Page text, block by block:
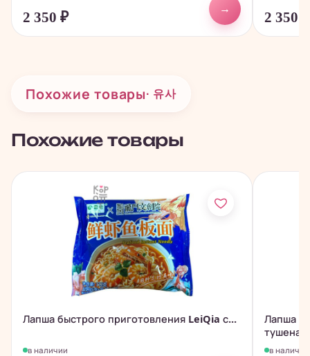
2 350 ₽
→
2 350
Похожие товары· 유사
Похожие товары
Лапша быстрого приготовления LeiQia с...
в наличии
Лапша
в наличии